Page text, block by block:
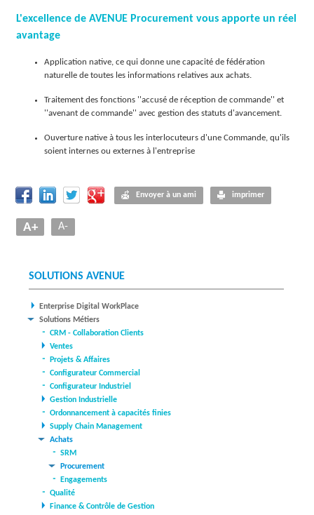
O
N
S
L'excellence de AVENUE Procurement vous apporte un réel
avantage
Application native, ce qui donne une capacité de fédération
naturelle de toutes les informations relatives aux achats.
Traitement des fonctions ''accusé de réception de commande'' et
''avenant de commande'' avec gestion des statuts d'avancement.
Ouverture native à tous les interlocuteurs d'une Commande, qu'ils
soient internes ou externes à l'entreprise
Envoyer à un ami imprimer
A+ A-
SOLUTIONS AVENUE
Enterprise Digital WorkPlace
Solutions Métiers
CRM - Collaboration Clients
Ventes
Projets & Affaires
Configurateur Commercial
Configurateur Industriel
Gestion Industrielle
Ordonnancement à capacités finies
Supply Chain Management
Achats
SRM
Procurement
Engagements
Qualité
Finance & Contrôle de Gestion